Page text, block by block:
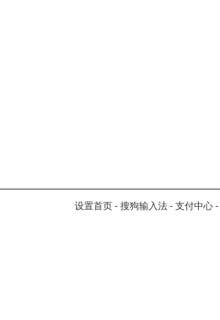
设置首页 - 搜狗输入法 - 支付中心 -